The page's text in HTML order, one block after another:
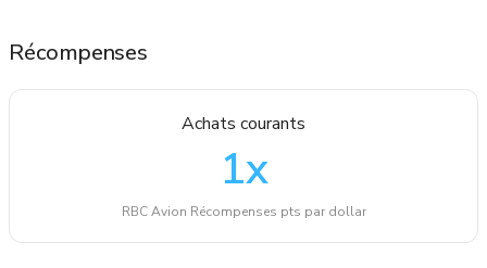
Récompenses
Achats courants
1x
RBC Avion Récompenses pts par dollar